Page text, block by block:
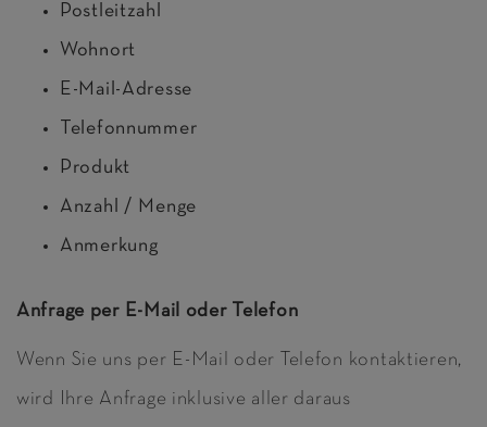
Postleitzahl
Wohnort
E-Mail-Adresse
Telefonnummer
Produkt
Anzahl / Menge
Anmerkung
Anfrage per E-Mail oder Telefon
Wenn Sie uns per E-Mail oder Telefon kontaktieren,
wird Ihre Anfrage inklusive aller daraus